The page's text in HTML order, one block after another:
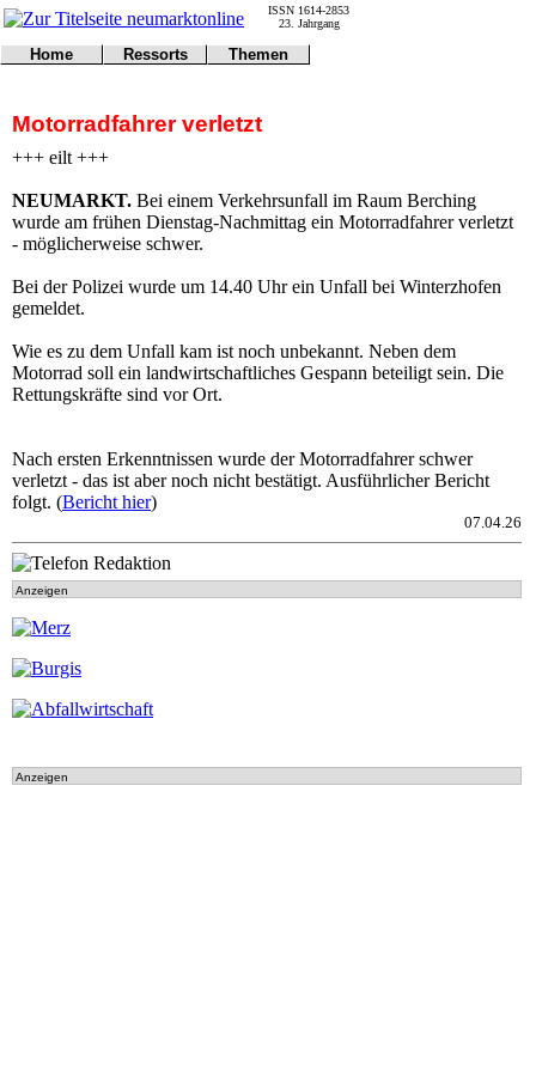
Motorradfahrer verletzt
+++ eilt +++
NEUMARKT. Bei einem Verkehrsunfall im Raum Berching
wurde am frühen Dienstag-Nachmittag ein Motorradfahrer verletzt
- möglicherweise schwer.
Bei der Polizei wurde um 14.40 Uhr ein Unfall bei Winterzhofen
gemeldet.
Wie es zu dem Unfall kam ist noch unbekannt. Neben dem
Motorrad soll ein landwirtschaftliches Gespann beteiligt sein. Die
Rettungskräfte sind vor Ort.
Nach ersten Erkenntnissen wurde der Motorradfahrer schwer
verletzt - das ist aber noch nicht bestätigt. Ausführlicher Bericht
folgt. (Bericht hier)
07.04.26
Anzeigen
Anzeigen
ISSN 1614-2853
23. Jahrgang
Home
Notfall
Impressum
Ressorts
Wirtschaft
Wetter
Leser
Themen
Gericht
Tipps
Land
Freizeit
Schule
Eilmeldungen